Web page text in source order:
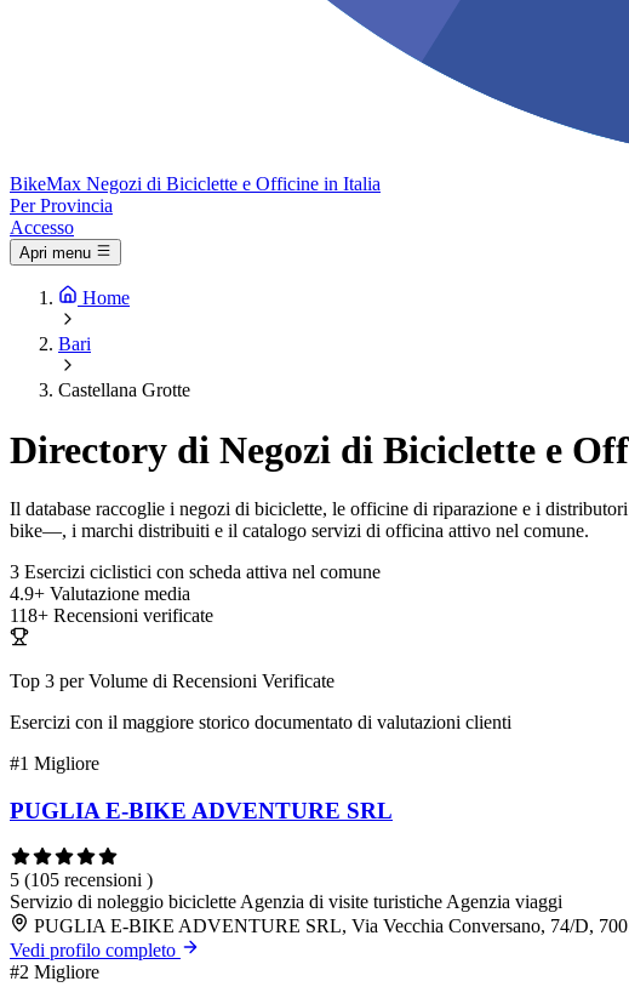
BikeMax Negozi di Biciclette e Officine in Italia
Per Provincia
Accesso
Apri menu
Home
Bari
Castellana Grotte
Directory di Negozi di Biciclette e
Il database raccoglie i negozi di biciclette, le officine di riparazione e i
bike—, i marchi distribuiti e il catalogo servizi di officina attivo nel comune.
3 Esercizi ciclistici con scheda attiva nel comune
4.9+ Valutazione media
118+ Recensioni verificate
Top 3 per Volume di Recensioni Verificate
Esercizi con il maggiore storico documentato di valutazioni clienti
#1 Migliore
PUGLIA E-BIKE ADVENTURE SRL
5 (105 recensioni )
Servizio di noleggio biciclette Agenzia di visite turistiche Agenzia viaggi
PUGLIA E-BIKE ADVENTURE SRL, Via Vecchia Conversano, 74/D,
Vedi profilo completo
#2 Migliore